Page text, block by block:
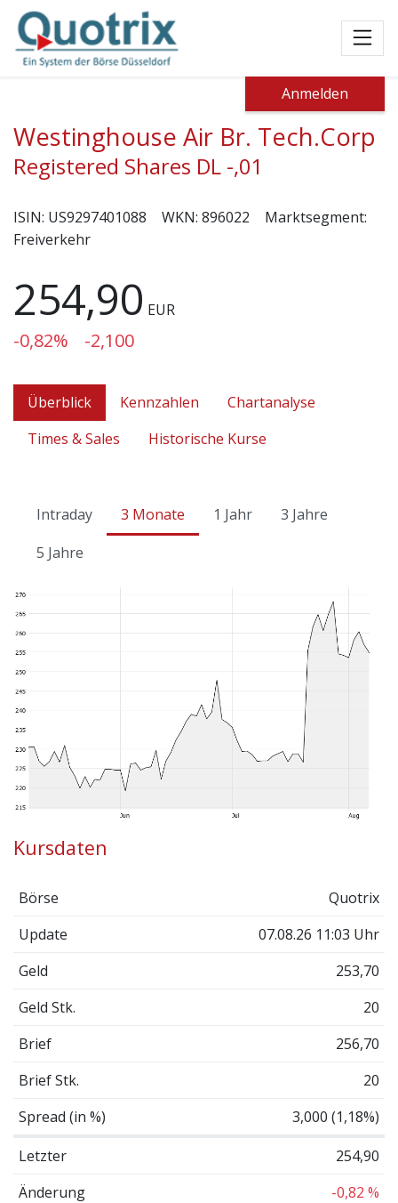
Anmelden
Westinghouse Air Br. Tech.Corp
Registered Shares DL -,01
ISIN: US9297401088 WKN: 896022
Marktsegment:
Freiverkehr
254,90 EUR
-0,82% -2,100
Überblick Kennzahlen
Chartanalyse
Times & Sales
Historische Kurse
Intraday 3 Monate 1 Jahr
3 Jahre
5 Jahre
Kursdaten
Börse
Quotrix
Update
07.08.26 11:03 Uhr
Geld
253,70
Geld Stk.
20
Brief
256,70
Brief Stk.
20
Spread (in %)
3,000 (1,18%)
Letzter
254,90
Änderung
-0,82 %